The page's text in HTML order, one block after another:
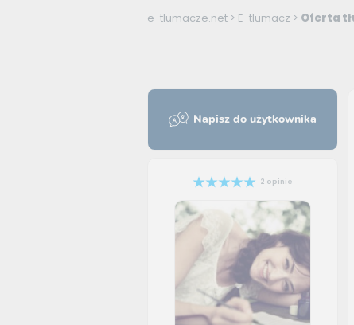
e-tlumacze.net> E-tlumacz > Oferta
Napisz do użytkownika
2 opinie